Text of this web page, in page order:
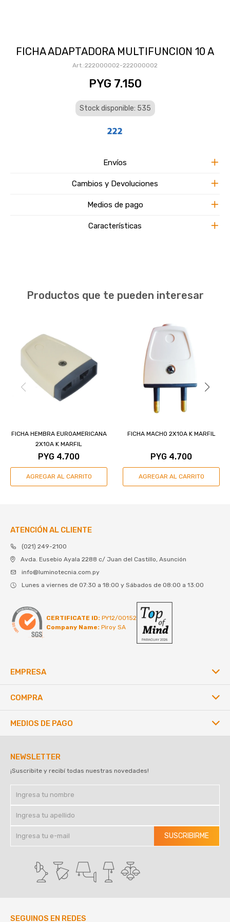
FICHA ADAPTADORA MULTIFUNCION 10 A
222000002-222000002
PYG 7.150
Stock disponible: 535
Envíos
Cambios y Devoluciones
Medios de pago
Características
Productos que te pueden interesar
FICHA HEMBRA EUROAMERICANA
2X10A K MARFIL
PYG 4.700
FICHA MACHO 2X10A K MARFIL
PYG 4.700
ATENCIÓN AL CLIENTE
(021) 249-2100
Avda. Eusebio Ayala 2288 c/ Juan del Castillo, Asunción
info@luminotecnia.com.py
Lunes a viernes de 07:30 a 18:00 y Sábados de 08:00 a 13:00
CERTIFICATE ID: PY12/00152
Company Name: Piroy SA
EMPRESA
COMPRA
NEWSLETTER
¡Suscribite y recibí todas nuestras novedades!
SUSCRIBIRME
SEGUINOS EN REDES
MEDIOS DE PAGO